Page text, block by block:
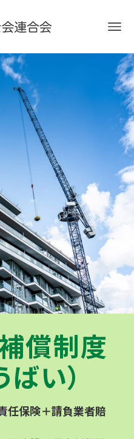
償制度
ばい）
任保険＋請負業者賠